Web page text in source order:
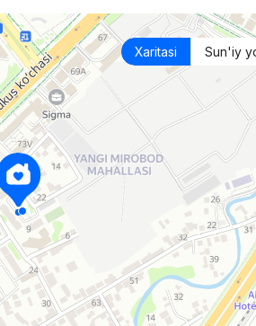
Xaritasi Sun'iy